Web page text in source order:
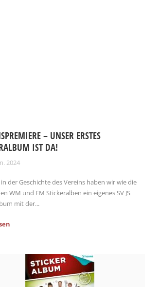
– UNSER ERSTES
IST DA!
2024
der Geschichte des Vereins haben wir wie die
WM und EM Stickeralben ein eigenes SV JS
mit der...